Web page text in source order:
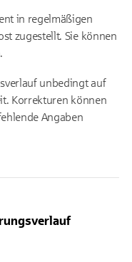
in regelmäßigen
zugestellt. Sie können
unbedingt auf
Korrekturen können
Angaben